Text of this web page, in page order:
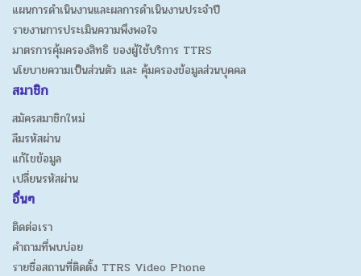
แผนการดำเนินงานและผลการดำเนินงานประจำปี
รายงานการประเมินความพึงพอใจ
มาตรการคุ้มครองสิทธิ ของผู้ใช้บริการ TTRS
นโยบายความเป็นส่วนตัว และ คุ้มครองข้อมูลส่วนบุคคล
สมาชิก
สมัครสมาชิกใหม่
ลืมรหัสผ่าน
แก้ไขข้อมูล
เปลี่ยนรหัสผ่าน
อื่นๆ
ติดต่อเรา
คำถามที่พบบ่อย
รายชื่อสถานที่ติดตั้ง TTRS Video Phone